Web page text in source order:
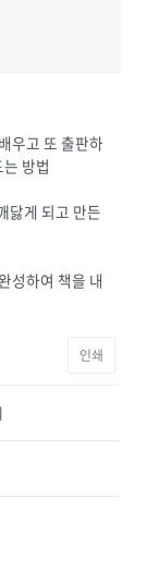
우고 또 출판하
방법
닳게 되고 만든
성하여 책을 내
인쇄